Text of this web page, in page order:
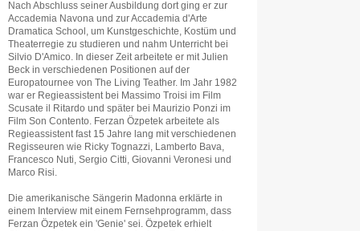
Nach Abschluss seiner Ausbildung dort ging er zur
Accademia Navona und zur Accademia d'Arte
Dramatica School, um Kunstgeschichte, Kostüm und
Theaterregie zu studieren und nahm Unterricht bei
Silvio D'Amico. In dieser Zeit arbeitete er mit Julien
Beck in verschiedenen Positionen auf der
Europatournee von The Living Teather. Im Jahr 1982
war er Regieassistent bei Massimo Troisi im Film
Scusate il Ritardo und später bei Maurizio Ponzi im
Film Son Contento. Ferzan Özpetek arbeitete als
Regieassistent fast 15 Jahre lang mit verschiedenen
Regisseuren wie Ricky Tognazzi, Lamberto Bava,
Francesco Nuti, Sergio Citti, Giovanni Veronesi und
Marco Risi.
Die amerikanische Sängerin Madonna erklärte in
einem Interview mit einem Fernsehprogramm, dass
Ferzan Özpetek ein 'Genie' sei. Özpetek erhielt